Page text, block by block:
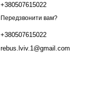
+380507615022
Передзвонити вам?
+380507615022
rebus.lviv.1@gmail.com